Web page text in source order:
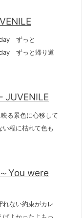
ずっと
ずっと帰り道
JUVENILE
る景色に心移して
程に枯れて色も
You were
ない約束がカレ